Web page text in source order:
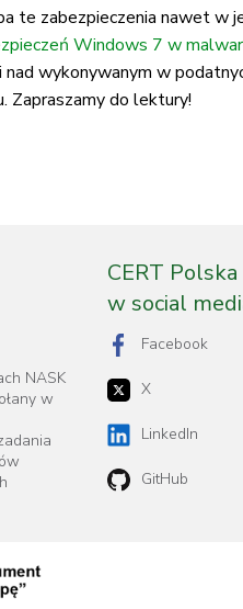
te zabezpieczenia nawet w
Windows 7 w
wykonywanym w
Zapraszamy do lektury!
NASK
w
CERT Polska
w social
Facebook
X
LinkedIn
GitHub